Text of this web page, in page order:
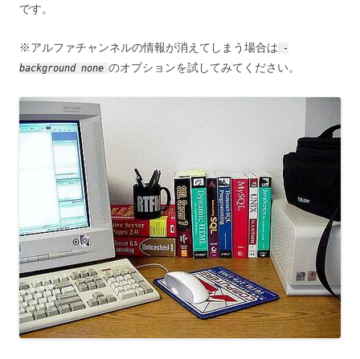
です。
※アルファチャンネルの情報が消えてしまう場合は -
background none のオプションを試してみてください。